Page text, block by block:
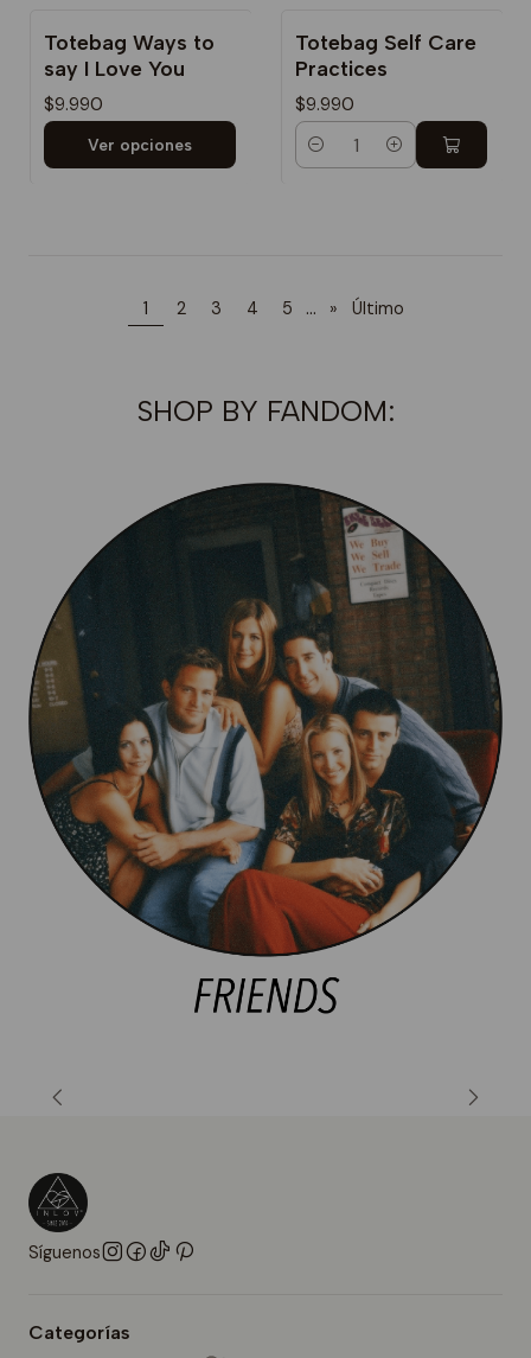
Totebag Ways to
say I Love You
$9.990
Ver opciones
Totebag Self Care
Practices
$9.990
Cantidad
1 2 3 4 5 ... » Último
SHOP BY FANDOM:
Síguenos
Categorías